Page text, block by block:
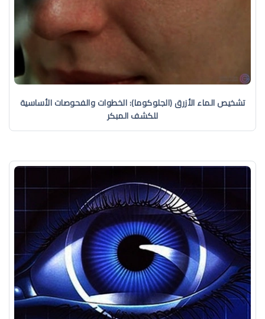
تشخيص الماء الأزرق (الجلوكوما): الخطوات والفحوصات الأساسية
للكشف المبكر